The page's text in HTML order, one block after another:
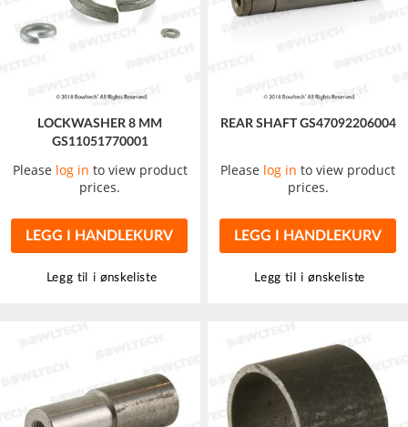
LOCKWASHER 8 MM
GS11051770001
Please log in to view product
prices.
LEGG I HANDLEKURV
Legg til i ønskeliste
REAR SHAFT GS47092206004
Please log in to view product
prices.
LEGG I HANDLEKURV
Legg til i ønskeliste